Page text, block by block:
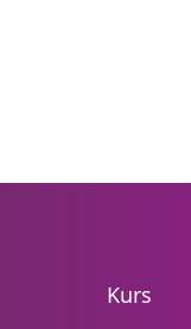
Kurs